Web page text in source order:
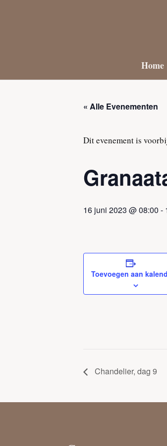
Home
« Alle Evenementen
Dit evenement is
16 juni 2023 @ 08:00 -
Toevoegen aan
Chandelier, dag 9